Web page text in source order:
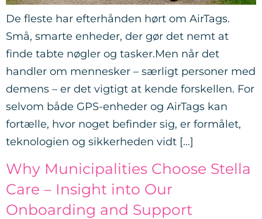
De fleste har efterhånden hørt om AirTags.
Små, smarte enheder, der gør det nemt at
finde tabte nøgler og tasker.Men når det
handler om mennesker – særligt personer med
demens – er det vigtigt at kende forskellen. For
selvom både GPS-enheder og AirTags kan
fortælle, hvor noget befinder sig, er formålet,
teknologien og sikkerheden vidt […]
Why Municipalities Choose Stella
Care – Insight into Our
Onboarding and Support